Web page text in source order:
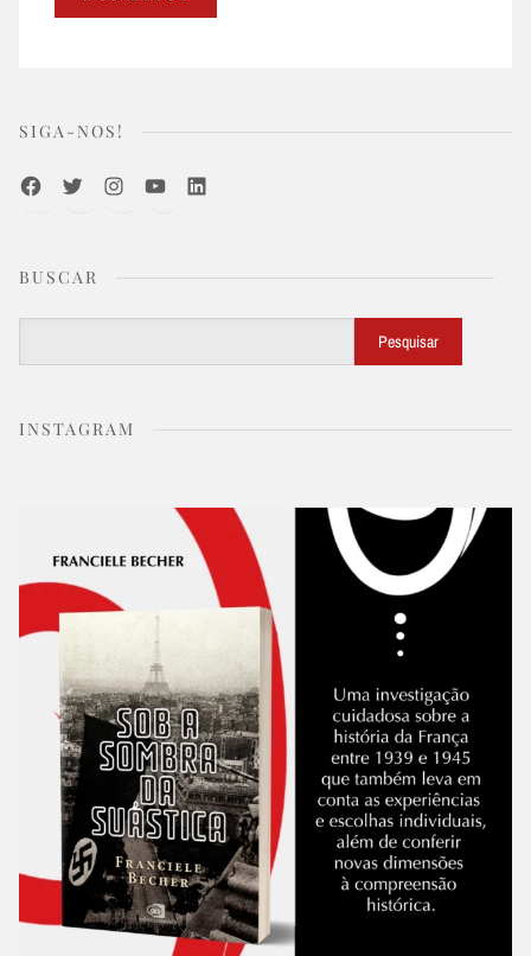
SIGA-NOS!
FacebookTwitterInstagramYoutubeLinkedIn
BUSCAR
Pesquisar
INSTAGRAM